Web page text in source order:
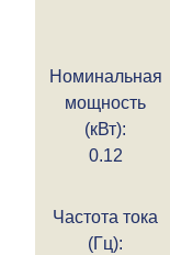
Номинальная
мощность
(кВт):
0.12
Частота тока
(Гц):